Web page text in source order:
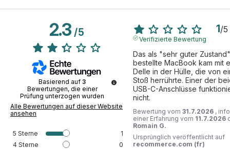
2.3/5
Basierend auf 3
Bewertungen, die einer
Prüfung unterzogen wurden
Alle Bewertungen auf dieser Website
ansehen
5 Sterne
1
4 Sterne
0
1/5
Verifizierte Bewertung
Das als "sehr guter Zustand"
bestellte MacBook kam mit
Delle in der Hülle, die von
Stoß herrührte. Einer der
USB-C-Anschlüsse
nicht.
Bewertung vom 31.7.2026 ,
einer Erfahrung vom 11.7.2026
Romain G.
Ursprünglich veröffentlicht auf
recommerce.com (fr)